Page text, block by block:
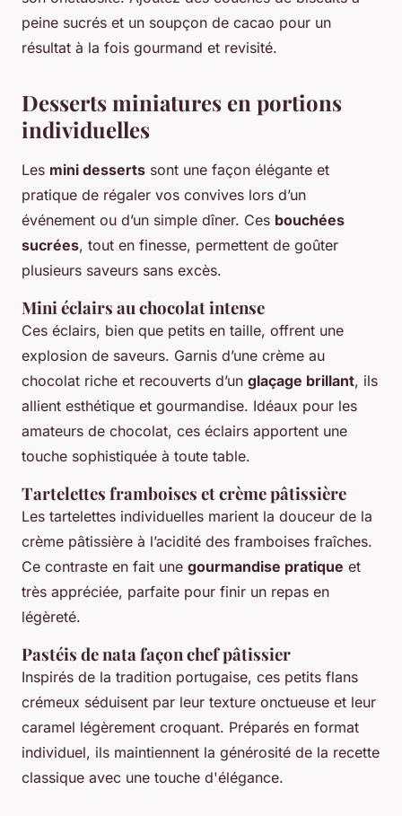
peine sucrés et un soupçon de cacao pour un
résultat à la fois gourmand et revisité.
Desserts miniatures en portions
individuelles
Les mini desserts sont une façon élégante et
pratique de régaler vos convives lors d’un
événement ou d’un simple dîner. Ces bouchées
sucrées, tout en finesse, permettent de goûter
plusieurs saveurs sans excès.
Mini éclairs au chocolat intense
Ces éclairs, bien que petits en taille, offrent une
explosion de saveurs. Garnis d’une crème au
chocolat riche et recouverts d’un glaçage brillant, ils
allient esthétique et gourmandise. Idéaux pour les
amateurs de chocolat, ces éclairs apportent une
touche sophistiquée à toute table.
Tartelettes framboises et crème pâtissière
Les tartelettes individuelles marient la douceur de la
crème pâtissière à l’acidité des framboises fraîches.
Ce contraste en fait une gourmandise pratique et
très appréciée, parfaite pour finir un repas en
légèreté.
Pastéis de nata façon chef pâtissier
Inspirés de la tradition portugaise, ces petits flans
crémeux séduisent par leur texture onctueuse et leur
caramel légèrement croquant. Préparés en format
individuel, ils maintiennent la générosité de la recette
classique avec une touche d'élégance.